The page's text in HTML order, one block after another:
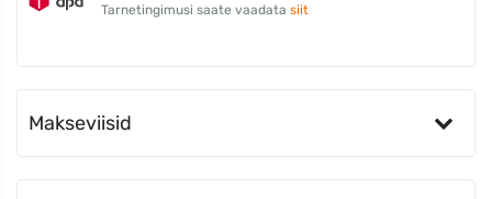
Tarnetingimusi saate vaadata siit
Makseviisid